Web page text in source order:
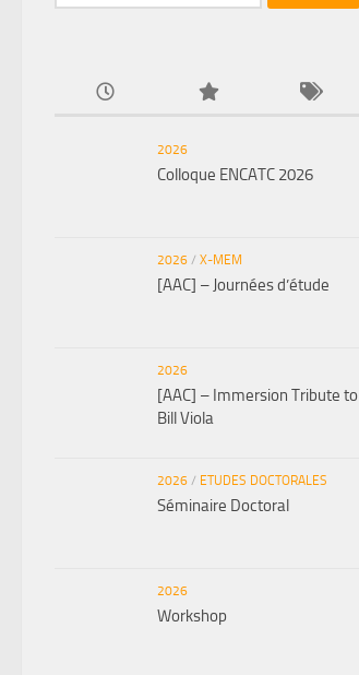
2026
Colloque ENCATC 2026
2026 / X-MEM
[AAC] – Journées d’étude
2026
[AAC] – Immersion Tribute to
Bill Viola
2026 / ETUDES DOCTORALES
Séminaire Doctoral
2026
Workshop